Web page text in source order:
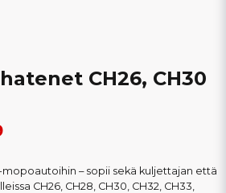
CH26, CH30
– sopii sekä kuljettajan että
CH26, CH28, CH30, CH32, CH33,